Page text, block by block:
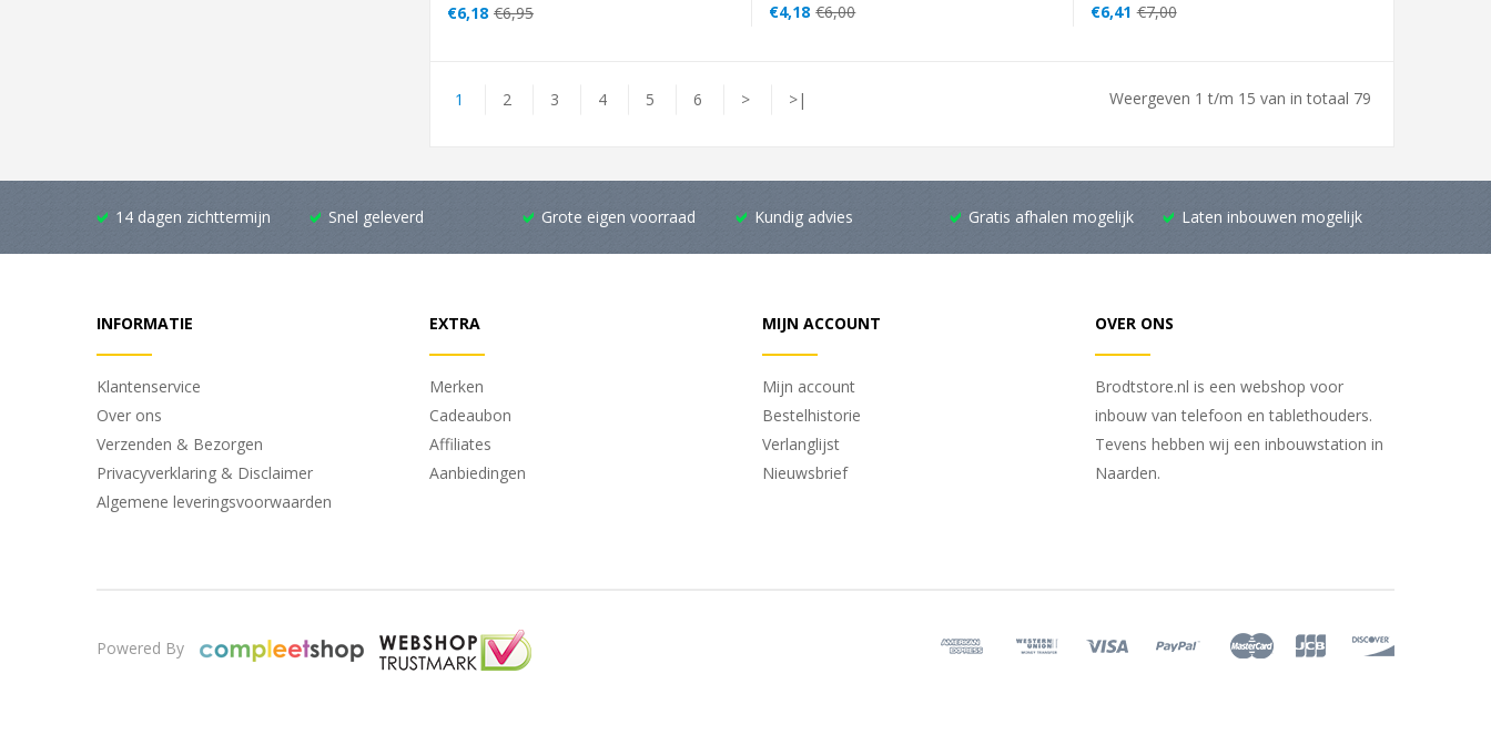
€6,18 €6,95
€4,18 €6,00
€6,41 €7,00
1 2 3 4 5 6 > >| Weergeven 1 t/m 15 van in totaal 79
14 dagen zichttermijn Snel geleverd Grote eigen voorraad Kundig advies Gratis afhalen mogelijk Laten inbouwen mogelijk
INFORMATIE
Klantenservice
Over ons
Verzenden & Bezorgen
Privacyverklaring & Disclaimer
Algemene leveringsvoorwaarden
EXTRA
Merken
Cadeaubon
Affiliates
Aanbiedingen
MIJN ACCOUNT
Mijn account
Bestelhistorie
Verlanglijst
Nieuwsbrief
OVER ONS
Brodtstore.nl is een webshop voor
inbouw van telefoon en tablethouders.
Tevens hebben wij een inbouwstation in
Naarden.
Powered By